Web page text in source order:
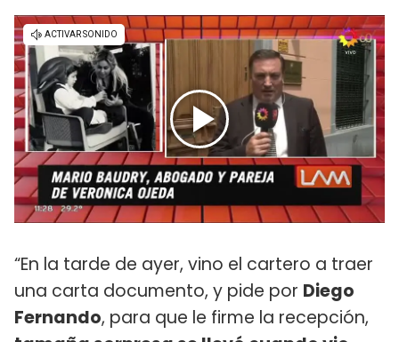
“En la tarde de ayer, vino el cartero a traer
una carta documento, y pide por Diego
Fernando, para que le firme la recepción,